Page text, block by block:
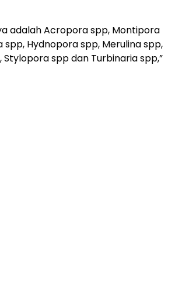
adalah Acropora spp, Montipora
spp, Hydnopora spp, Merulina spp,
spp dan Turbinaria spp,”